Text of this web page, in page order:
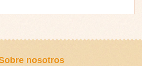
nosotros